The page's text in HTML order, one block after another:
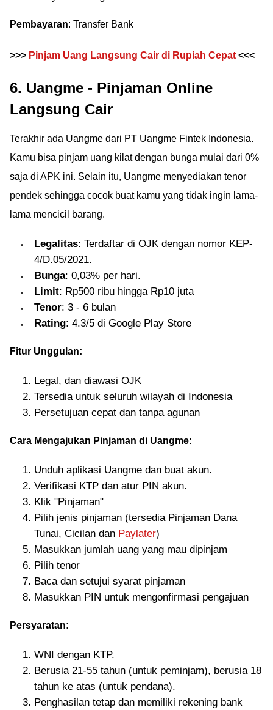
Pembayaran: Transfer Bank
>>> Pinjam Uang Langsung Cair di Rupiah Cepat <<<
6. Uangme - Pinjaman Online
Langsung Cair
Terakhir ada Uangme dari PT Uangme Fintek Indonesia.
Kamu bisa pinjam uang kilat dengan bunga mulai dari 0%
saja di APK ini. Selain itu, Uangme menyediakan tenor
pendek sehingga cocok buat kamu yang tidak ingin lama-
lama mencicil barang.
Legalitas: Terdaftar di OJK dengan nomor KEP-
4/D.05/2021.
Bunga: 0,03% per hari.
Limit: Rp500 ribu hingga Rp10 juta
Tenor: 3 - 6 bulan
Rating: 4.3/5 di Google Play Store
Fitur Unggulan:
Legal, dan diawasi OJK
Tersedia untuk seluruh wilayah di Indonesia
Persetujuan cepat dan tanpa agunan
Cara Mengajukan Pinjaman di Uangme:
Unduh aplikasi Uangme dan buat akun.
Verifikasi KTP dan atur PIN akun.
Klik "Pinjaman"
Pilih jenis pinjaman (tersedia Pinjaman Dana
Tunai, Cicilan dan Paylater)
Masukkan jumlah uang yang mau dipinjam
Pilih tenor
Baca dan setujui syarat pinjaman
Masukkan PIN untuk mengonfirmasi pengajuan
Persyaratan:
WNI dengan KTP.
Berusia 21-55 tahun (untuk peminjam), berusia 18
tahun ke atas (untuk pendana).
Penghasilan tetap dan memiliki rekening bank